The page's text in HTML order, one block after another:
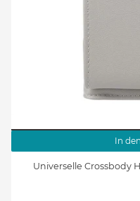
In
Universelle Crossbody